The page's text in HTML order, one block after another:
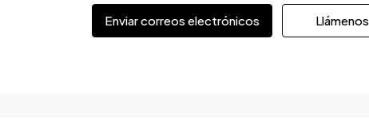
Enviar correos electrónicos Llámenos